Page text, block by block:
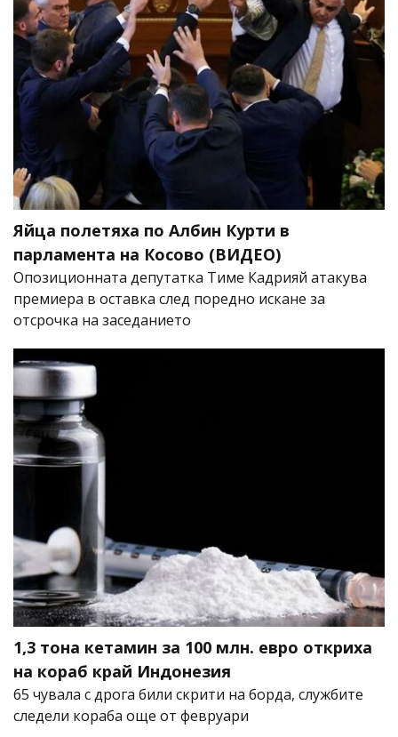
Яйца полетяха по Албин Курти в
парламента на Косово (ВИДЕО)
Опозиционната депутатка Тиме Кадрияй атакува
премиера в оставка след поредно искане за
отсрочка на заседанието
1,3 тона кетамин за 100 млн. евро откриха
на кораб край Индонезия
65 чувала с дрога били скрити на борда, службите
следели кораба още от февруари